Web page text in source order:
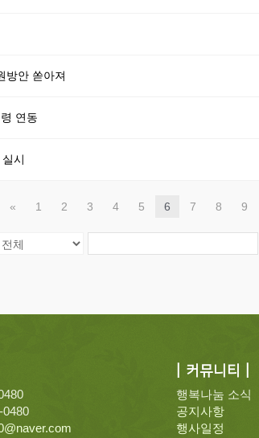
방안 쏟아져
연동
시
« 1 2 3 4 5 6 7 8 9
0480
| 커뮤니티 |
행복나눔 소식
공지사항
행사일정